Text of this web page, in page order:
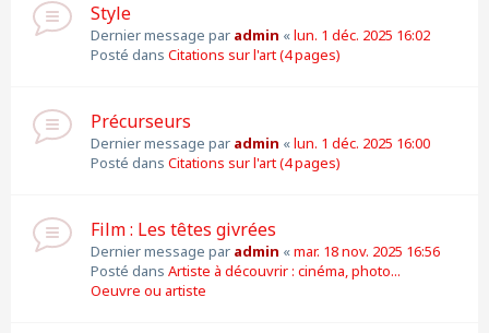
Style
Dernier message par admin «lun. 1 déc. 2025 16:02
Posté dans Citations sur l'art (4 pages)
Précurseurs
Dernier message par admin «lun. 1 déc. 2025 16:00
Posté dans Citations sur l'art (4 pages)
Film : Les têtes givrées
Dernier message par admin «mar. 18 nov. 2025 16:56
Posté dans Artiste à découvrir : cinéma, photo...
Oeuvre ou artiste